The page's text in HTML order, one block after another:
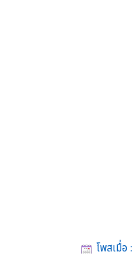
โพสเมื่อ :